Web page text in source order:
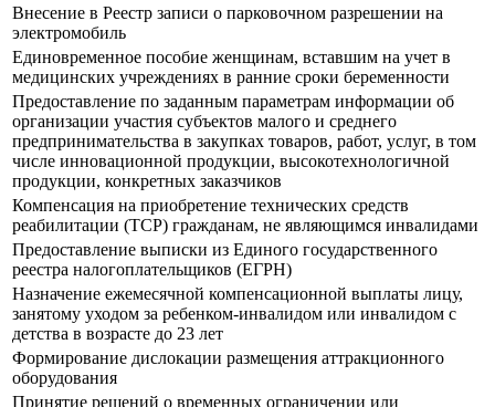
Внесение в Реестр записи о парковочном разрешении на
электромобиль
Единовременное пособие женщинам, вставшим на учет в
медицинских учреждениях в ранние сроки беременности
Предоставление по заданным параметрам информации об
организации участия субъектов малого и среднего
предпринимательства в закупках товаров, работ, услуг, в том
числе инновационной продукции, высокотехнологичной
продукции, конкретных заказчиков
Компенсация на приобретение технических средств
реабилитации (ТСР) гражданам, не являющимся инвалидами
Предоставление выписки из Единого государственного
реестра налогоплательщиков (ЕГРН)
Назначение ежемесячной компенсационной выплаты лицу,
занятому уходом за ребенком-инвалидом или инвалидом с
детства в возрасте до 23 лет
Формирование дислокации размещения аттракционного
оборудования
Принятие решений о временных ограничении или